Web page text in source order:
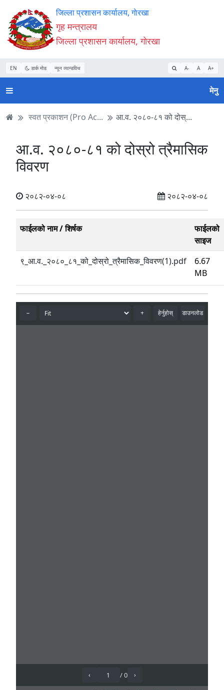
Accessibility
Mode
सुरु
गर्नुहोस्
सामाग्री
पढ्नुहाेस्
नेभिगेसन
पढ्नुहाेस्
वेबसाइट
खोजमा
जानुहोस्
जिल्ला प्रशासन कार्यालय, गाेरखा
गृह मन्त्रालय
जिल्ला प्रशासन कार्यालय, गाेरखा
EN डार्क मोड न्यून व्यान्डविथ A- A A+
मेनु
स्वत प्रकाशन (Pro Ac... आ.व. २०८०-८१ को दोस्...
आ.व. २०८०-८१ को दोस्रो त्रैमासिक
विवरण
२०८२-०४-०८ २०८२-०४-०८
फाईलको नाम / शिर्षक
फाईलको
साइज
९_आ.व._२०८०_८१_को_दोस्रो_त्रैमासिक_विवरण(1).pdf
6.67
MB